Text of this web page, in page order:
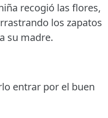
recogió las flores,
los zapatos
su madre.
entrar por el buen